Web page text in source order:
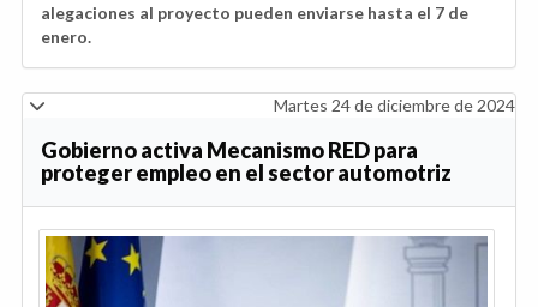
alegaciones al proyecto pueden enviarse hasta el 7 de
enero.
Martes 24 de diciembre de 2024
Gobierno activa Mecanismo RED para
proteger empleo en el sector automotriz